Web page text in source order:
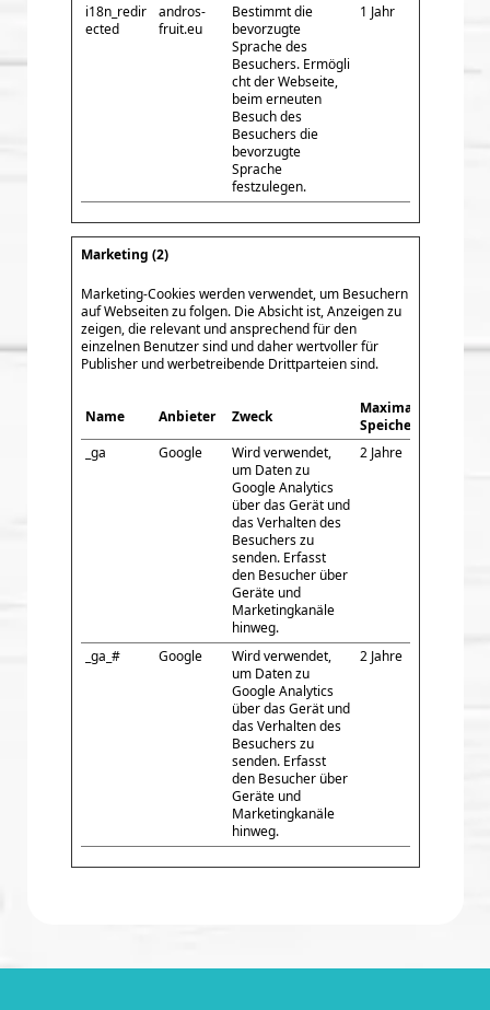
i18n_redir
ected
andros-
fruit.eu
Bestimmt die
bevorzugte
Sprache des
Besuchers. Ermögli
cht der Webseite,
beim erneuten
Besuch des
Besuchers die
bevorzugte
Sprache
festzulegen.
1 Jahr
Marketing (2)
Marketing-Cookies werden verwendet, um Besuchern
auf Webseiten zu folgen. Die Absicht ist, Anzeigen zu
zeigen, die relevant und ansprechend für den
einzelnen Benutzer sind und daher wertvoller für
Publisher und werbetreibende Drittparteien sind.
Name Anbieter Zweck
Maximale
Speicherdauer
_ga
Google
Wird verwendet,
um Daten zu
Google Analytics
über das Gerät und
das Verhalten des
Besuchers zu
senden. Erfasst
den Besucher über
Geräte und
Marketingkanäle
hinweg.
2 Jahre
_ga_# Google
Wird verwendet,
um Daten zu
Google Analytics
über das Gerät und
das Verhalten des
Besuchers zu
senden. Erfasst
den Besucher über
Geräte und
Marketingkanäle
hinweg.
2 Jahre